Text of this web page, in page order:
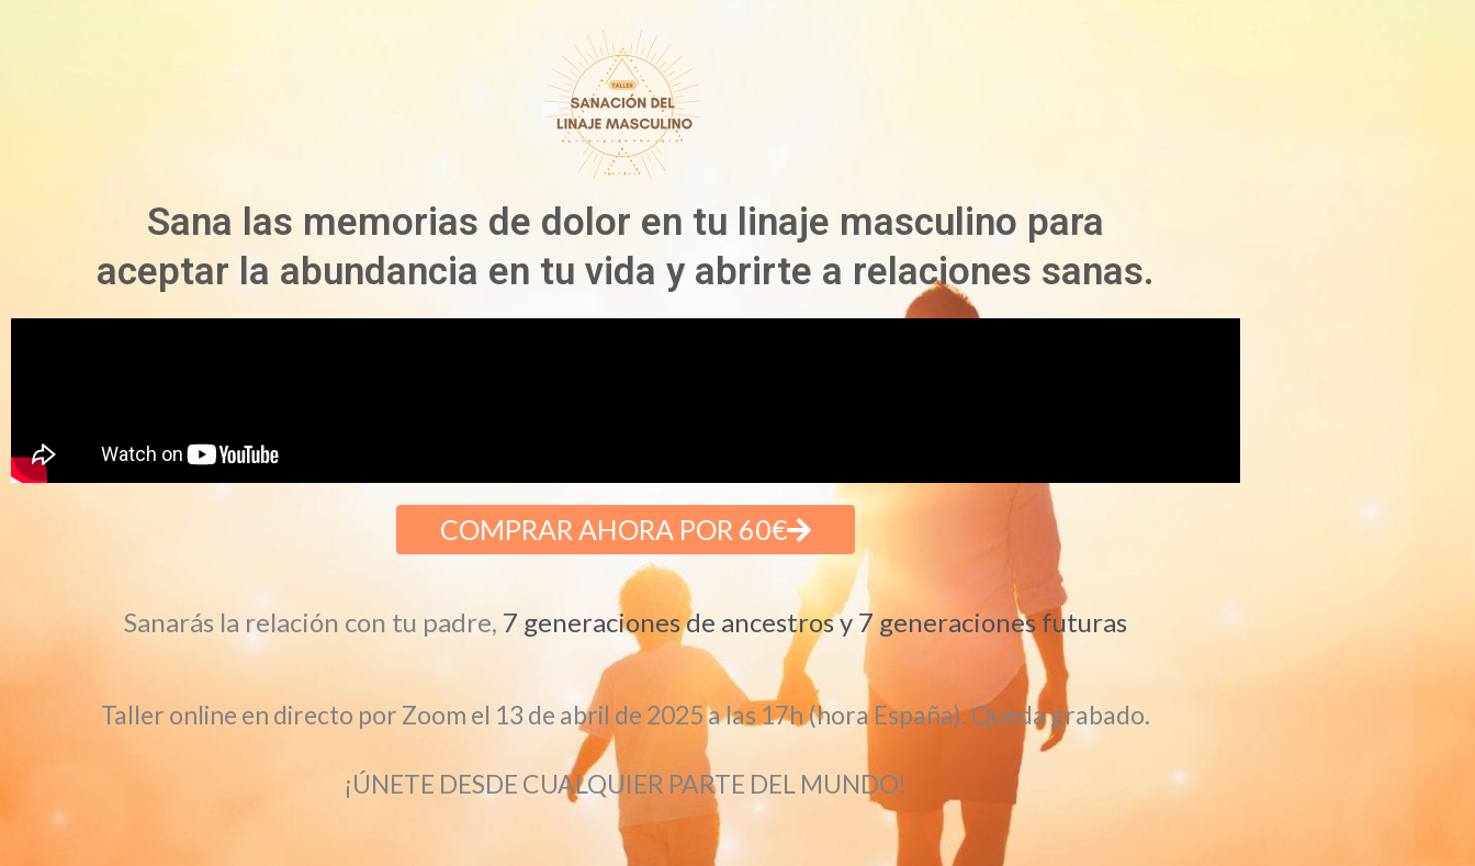
Sana las memorias de dolor en tu linaje masculino para
aceptar la abundancia en tu vida y abrirte a relaciones sanas.
COMPRAR AHORA POR 60€
Sanarás la relación con tu padre, 7 generaciones de ancestros y 7 generaciones futuras
Taller online en directo por Zoom el 13 de abril de 2025 a las 17h (hora España). Queda grabado.
¡ÚNETE DESDE CUALQUIER PARTE DEL MUNDO!